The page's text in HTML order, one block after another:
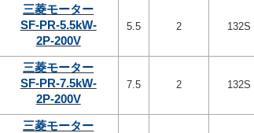
三菱モーター
SF-PR-5.5kW-
2P-200V
5.5 2 132S
三菱モーター
SF-PR-7.5kW-
2P-200V
7.5 2 132S
三菱モーター